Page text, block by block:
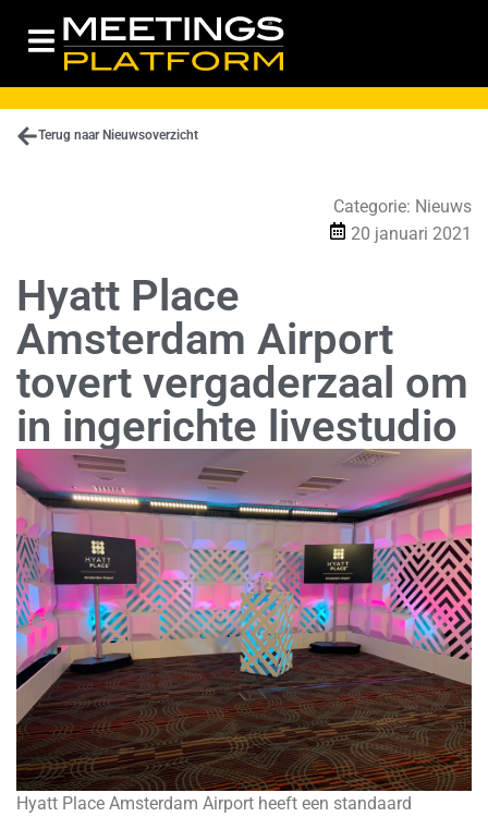
Terug naar Nieuwsoverzicht
Categorie: Nieuws
20 januari 2021
Hyatt Place
Amsterdam Airport
tovert vergaderzaal om
in ingerichte livestudio
Hyatt Place Amsterdam Airport heeft een standaard